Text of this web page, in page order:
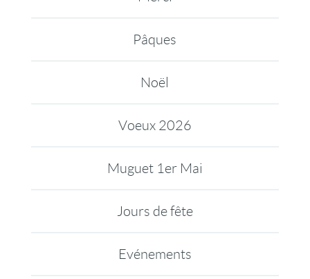
Pâques
Noël
Voeux 2026
Muguet 1er Mai
Jours de fête
Evénements